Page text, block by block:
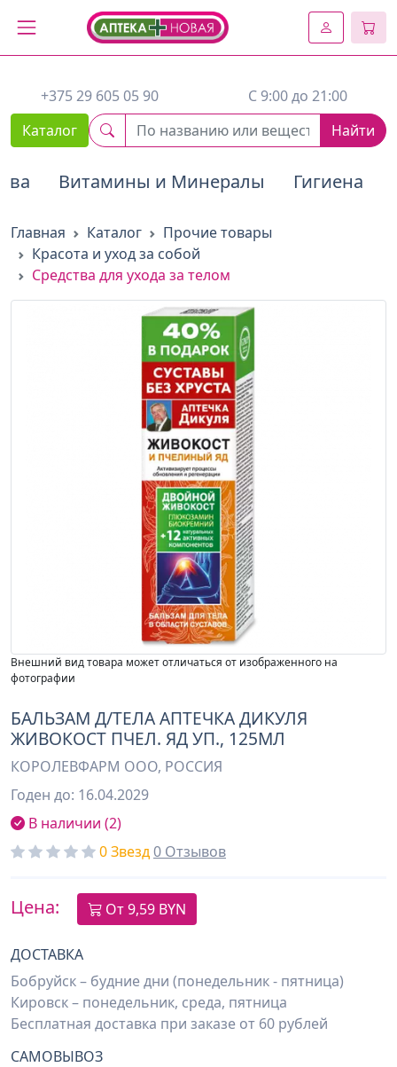
2. Вставьте этот код сразу же после открывающего тега :
+375 29 605 05 90
C 9:00 до 21:00
Каталог
Найти
Витамины и Минералы Гигиена
Главная Каталог
Прочие товары
Красота и уход за собой
Средства для ухода за телом
Внешний вид товара может отличаться от изображенного на
фотографии
БАЛЬЗАМ Д/ТЕЛА АПТЕЧКА ДИКУЛЯ
ЖИВОКОСТ ПЧЕЛ. ЯД УП., 125МЛ
КОРОЛЕВФАРМ ООО, РОССИЯ
Годен до: 16.04.2029
В наличии (2)
0 Звезд0 Отзывов
Цена: От9,59 BYN
ДОСТАВКА
Бобруйск – будние дни (понедельник - пятница)
Кировск – понедельник, среда, пятница
Бесплатная доставка при заказе от 60 рублей
САМОВЫВОЗ